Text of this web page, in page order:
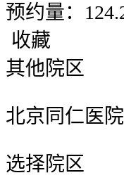
预约量：
收藏
其他院区
北京同仁医
选择院区